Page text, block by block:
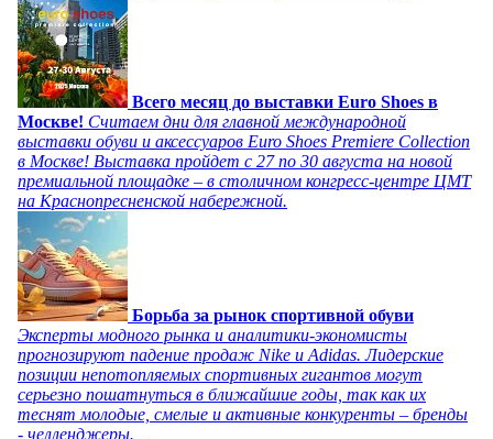
Всего месяц до выставки Euro Shoes в
Москве! Считаем дни для главной международной
выставки обуви и аксессуаров Euro Shoes Premiere Collection
в Москве! Выставка пройдет с 27 по 30 августа на новой
премиальной площадке – в столичном конгресс-центре ЦМТ
на Краснопресненской набережной.
Борьба за рынок спортивной обуви
Эксперты модного рынка и аналитики-экономисты
прогнозируют падение продаж Nike и Adidas. Лидерские
позиции непотопляемых спортивных гигантов могут
серьезно пошатнуться в ближайшие годы, так как их
теснят молодые, смелые и активные конкуренты – бренды
- челленджеры.